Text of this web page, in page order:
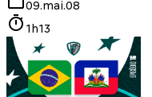
09.mai.08
1h13